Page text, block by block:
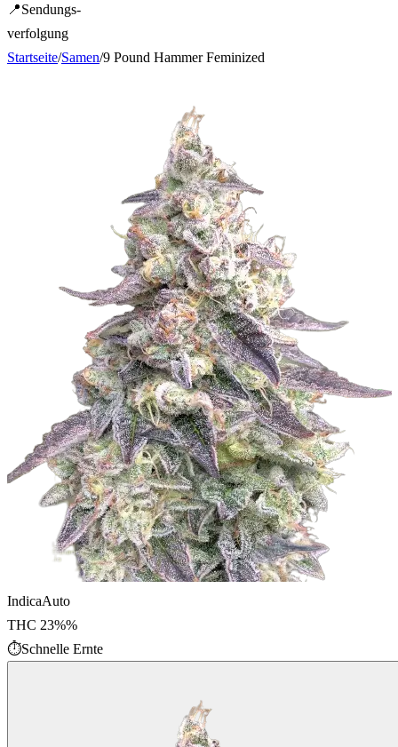
📍Sendungs-
verfolgung
Startseite/Samen/9 Pound Hammer Feminized
IndicaAuto
THC 23%%
⏱Schnelle Ernte